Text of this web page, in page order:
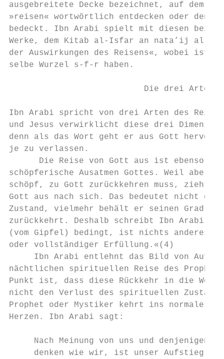
ausgebreitete Decke bezeichnet, auf dem
»reisen« wortwörtlich entdecken oder den
bedeckt. Ibn Arabi spielt mit diesen
Werke, dem Kitab al-Isfar an nata’ij al-
der Auswirkungen des Reisens«, wobei
selbe Wurzel s-f-r haben.
Die drei Arten
Ibn Arabi spricht von drei Arten des
und Jesus verwirklicht diese drei
denn als das Wort geht er aus Gott hervor
je zu verlassen.
Die Reise von Gott aus ist ebenso
schöpferische Ausatmen Gottes. Weil aber
schöpf, zu Gott zurückkehren muss, zieht
Gott aus nach sich. Das bedeutet nicht die
Zustand, vielmehr behält er seinen Grad an
zurückkehrt. Deshalb schreibt Ibn Arabi:
(vom Gipfel) bedingt, ist nichts anderes als
oder vollständiger Erfüllung.«(4)
Ibn Arabi entlehnt das Bild von
nächtlichen spirituellen Reise des Propheten
Punkt ist, dass diese Rückkehr in die Welt
nicht den Verlust des spirituellen
Prophet oder Mystiker kehrt ins normale
Herzen. Ibn Arabi sagt:
Nach Meinung von uns und denjenigen,
denken wie wir, ist unser Aufstieg